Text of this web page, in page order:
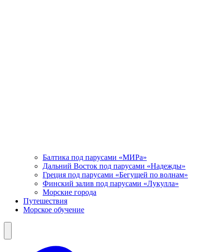
Балтика под парусами «МИРа»
Дальний Восток под парусами «Надежды»
Греция под парусами «Бегущей по волнам»
Финский залив под парусами «Лукулла»
Морские города
Путешествия
Морское обучение